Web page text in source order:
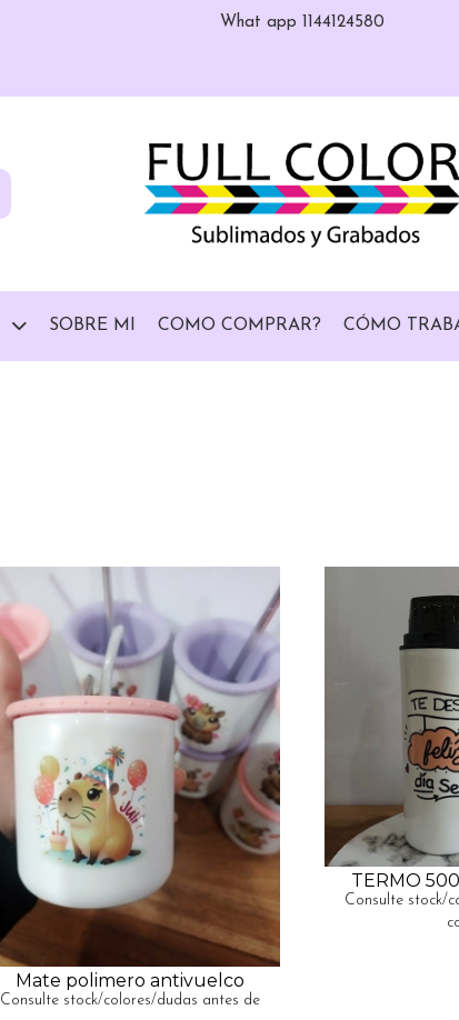
What app 1144124580
SOBRE MI COMO COMPRAR? CÓMO
Mate polimero antivuelco
Consulte stock/colores/dudas antes de
TERMO
Consulte stock/